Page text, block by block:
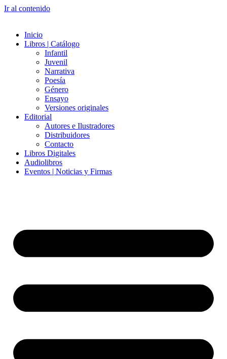
Ir al contenido
Inicio
Libros | Catálogo
Infantil
Juvenil
Narrativa
Poesía
Género
Ensayo
Versiones originales
Editorial
Autores e Ilustradores
Distribuidores
Contacto
Libros Digitales
Audiolibros
Eventos | Noticias y Firmas